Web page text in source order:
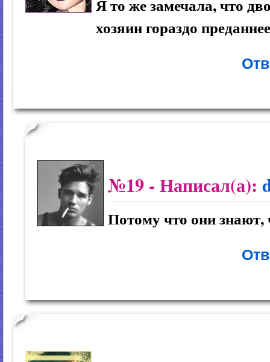
Я то же замечала, что
хозяин гораздо
№19 - Написал(а):
Потому что они знают,